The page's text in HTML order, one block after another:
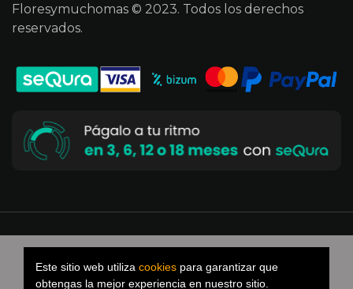
Floresymuchomas © 2023. Todos los derechos
reservados.
Este sitio web utiliza cookies para garantizar que
obtengas la mejor experiencia en nuestro sitio.